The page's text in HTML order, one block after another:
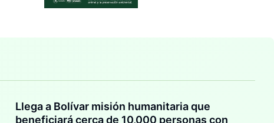
Llega a Bolívar misión humanitaria que
beneficiará cerca de 10,000 personas con